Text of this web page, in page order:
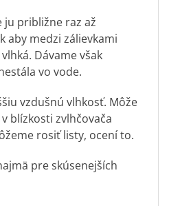
ju približne raz až
aby medzi zálievkami
Dávame však
vo vode.
vzdušnú vlhkosť. Môže
blízkosti zvlhčovača
rosiť listy, ocení to.
pre skúsenejších